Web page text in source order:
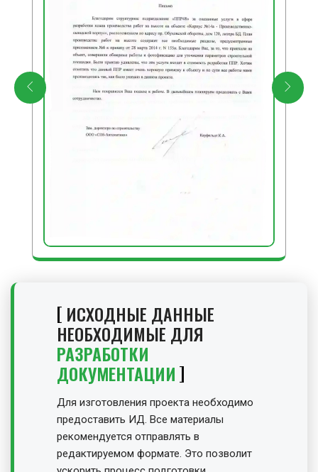
ИСХОДНЫЕ ДАННЫЕ
НЕОБХОДИМЫЕ ДЛЯ
РАЗРАБОТКИ
ДОКУМЕНТАЦИИ
Для изготовления проекта необходимо
предоставить ИД. Все материалы
рекомендуется отправлять в
редактируемом формате. Это позволит